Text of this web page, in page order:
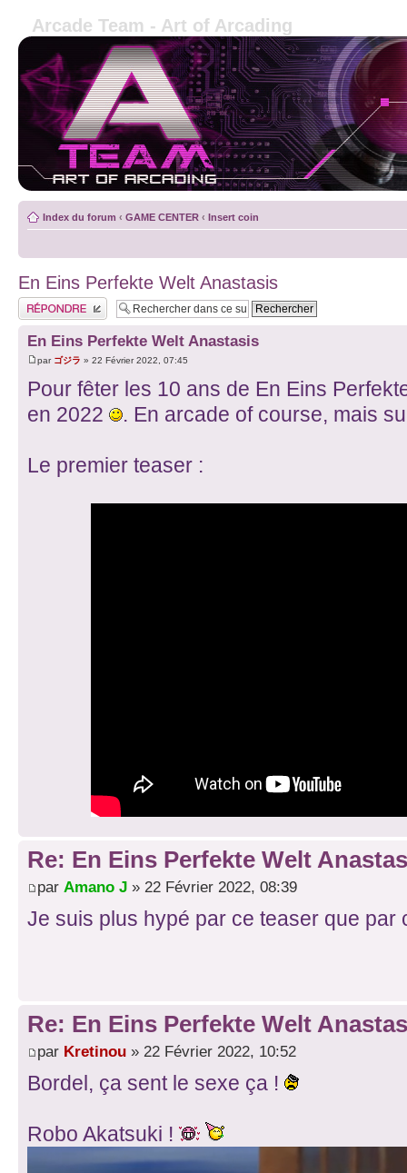
Arcade Team - Art of Arcading
Index du forum ‹ GAME CENTER ‹ Insert coin
En Eins Perfekte Welt Anastasis
Publier une réponse
En Eins Perfekte Welt Anastasis
par ゴジラ » 22 Février 2022, 07:45
Pour fêter les 10 ans de En Eins
en 2022
. En arcade of course, mais
Le premier teaser :
Re: En Eins Perfekte Welt
par Amano J » 22 Février 2022, 08:39
Je suis plus hypé par ce teaser que par
Re: En Eins Perfekte Welt
par Kretinou » 22 Février 2022, 10:52
Bordel, ça sent le sexe ça !
Robo Akatsuki !